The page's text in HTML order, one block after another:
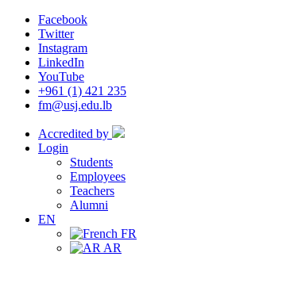
Facebook
Twitter
Instagram
LinkedIn
YouTube
+961 (1) 421 235
fm@usj.edu.lb
Accredited by
Login
Students
Employees
Teachers
Alumni
EN
FR
AR